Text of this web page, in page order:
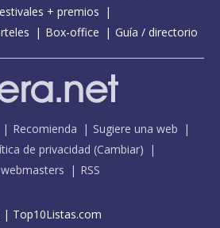
+ premios
Box-office Guía / directorio
Recomienda
Sugiere una web
de privacidad (Cambiar)
RSS
| Top10Listas.com